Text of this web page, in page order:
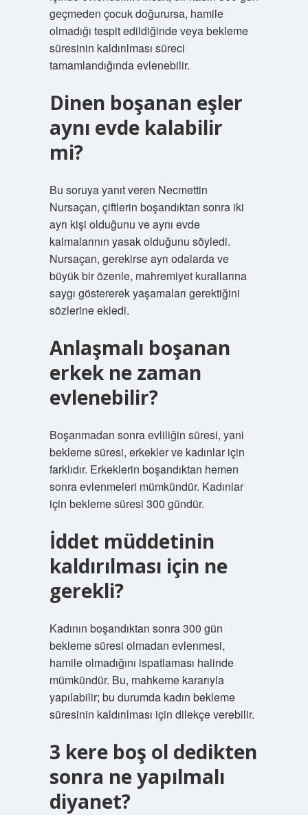
geçmeden çocuk doğurursa, hamile
olmadığı tespit edildiğinde veya bekleme
süresinin kaldırılması süreci
tamamlandığında evlenebilir.
Dinen boşanan eşler
aynı evde kalabilir
mi?
Bu soruya yanıt veren Necmettin
Nursaçan, çiftlerin boşandıktan sonra iki
ayrı kişi olduğunu ve aynı evde
kalmalarının yasak olduğunu söyledi.
Nursaçan, gerekirse ayrı odalarda ve
büyük bir özenle, mahremiyet kurallarına
saygı göstererek yaşamaları gerektiğini
sözlerine ekledi.
Anlaşmalı boşanan
erkek ne zaman
evlenebilir?
Boşanmadan sonra evliliğin süresi, yani
bekleme süresi, erkekler ve kadınlar için
farklıdır. Erkeklerin boşandıktan hemen
sonra evlenmeleri mümkündür. Kadınlar
için bekleme süresi 300 gündür.
İddet müddetinin
kaldırılması için ne
gerekli?
Kadının boşandıktan sonra 300 gün
bekleme süresi olmadan evlenmesi,
hamile olmadığını ispatlaması halinde
mümkündür. Bu, mahkeme kararıyla
yapılabilir; bu durumda kadın bekleme
süresinin kaldırılması için dilekçe verebilir.
3 kere boş ol dedikten
sonra ne yapılmalı
diyanet?